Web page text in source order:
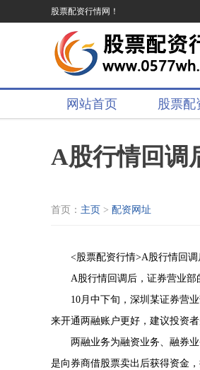
股票配资行情网！
网站首页 股票配
A股行情回调
首页： 主页 > 配资网址
<股票配资行情>A股行情回
A股行情回调后，证券营业部
10月中下旬，深圳某证券营
来开通两融账户更好，建议投资
两融业务为融资业务、融券
是向券商借股票卖出后获得资金